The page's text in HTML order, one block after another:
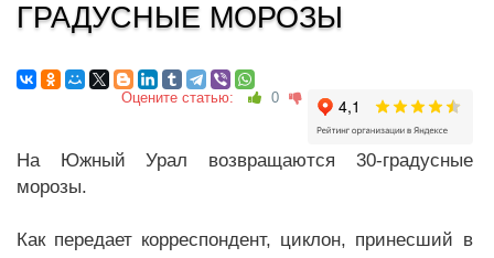
ГРАДУСНЫЕ МОРОЗЫ
Оцените статью: 0
На Южный Урал возвращаются 30-градусные
морозы.
Как передает корреспондент, циклон, принесший в